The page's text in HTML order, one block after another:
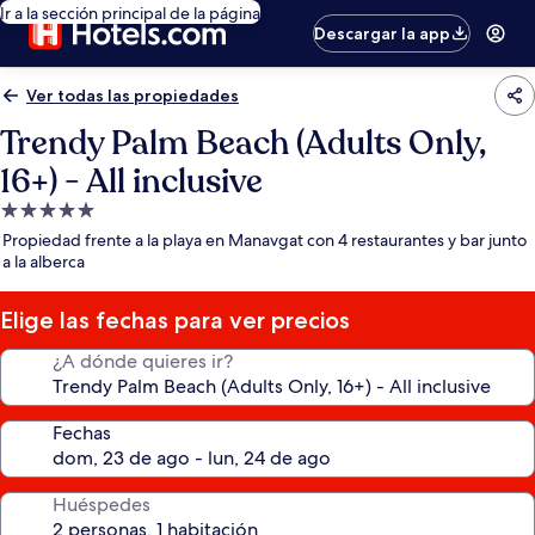
Ir a la sección principal de la página
Descargar la app
Ver todas las propiedades
Trendy Palm Beach (Adults Only,
16+) - All inclusive
Propiedad
de
5.0
estrellas
Propiedad frente a la playa en Manavgat con 4 restaurantes y bar junto
a la alberca
Elige las fechas para ver precios
¿A dónde quieres ir?
Fechas
Huéspedes